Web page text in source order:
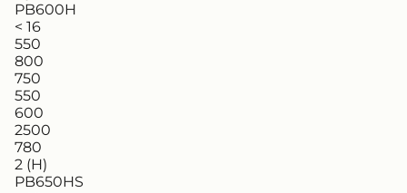
PB600H
< 16
550
800
750
550
600
2500
780
2 (H)
PB650HS